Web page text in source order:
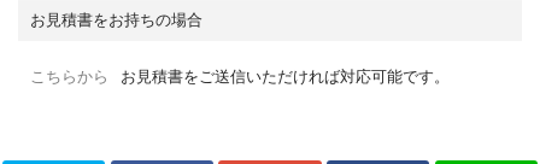
お見積書をお持ちの場合
こちらから お見積書をご送信いただければ対応可能です。